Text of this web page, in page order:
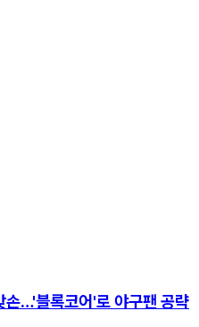
손…'블록코어'로 야구팬 공략